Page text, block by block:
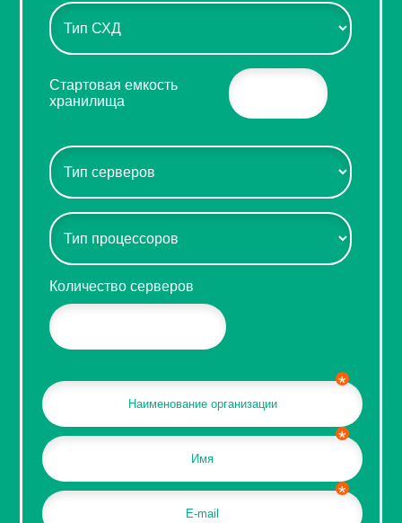
Стартовая емкость
хранилища
Количество серверов